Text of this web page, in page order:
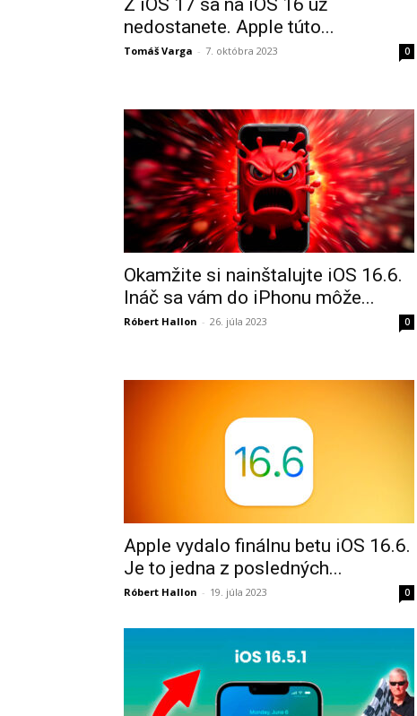
Z iOS 17 sa na iOS 16 už
nedostanete. Apple túto...
Tomáš Varga - 7. októbra 2023 0
Okamžite si nainštalujte iOS 16.6.
Ináč sa vám do iPhonu môže...
Róbert Hallon - 26. júla 2023 0
Apple vydalo finálnu betu iOS 16.6.
Je to jedna z posledných...
Róbert Hallon - 19. júla 2023 0